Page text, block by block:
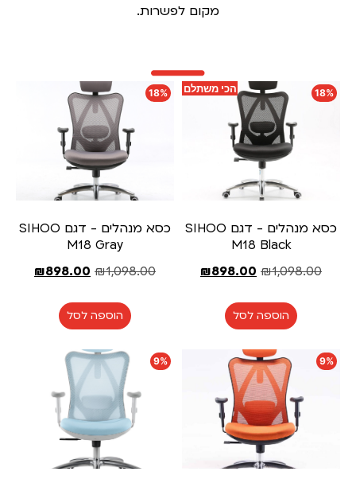
מקום לפשרות.
הכי משתלם 18%
כסא מנהלים - דגם SIHOO
M18 Black
₪1,098.00
₪898.00
הוספה לסל
18%
כסא מנהלים - דגם SIHOO
M18 Gray
₪1,098.00
₪898.00
הוספה לסל
9%
9%